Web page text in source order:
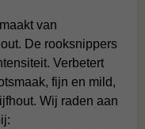
van
De rooksnippers
Verbetert
fijn en mild,
Wij raden aan